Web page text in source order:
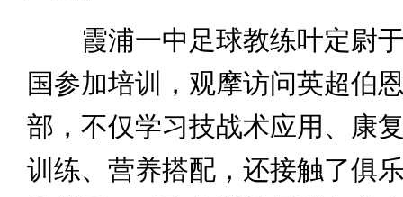
霞浦一中足球教练叶定尉于
国参加培训，观摩访问英超伯
部，不仅学习技战术应用、康
训练、营养搭配，还接触了俱